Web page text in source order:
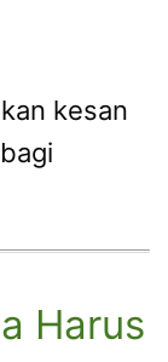
kesan
Harus